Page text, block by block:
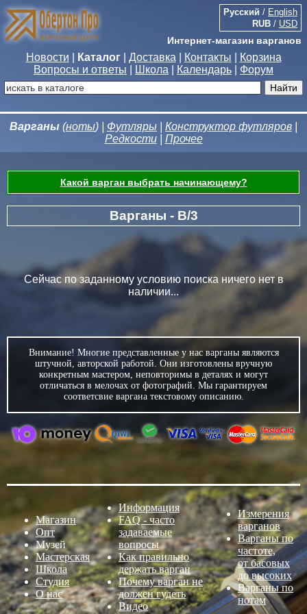
Интернет-магазин варганов
Русский / English
RUB / USD
Новости Каталог| Доставка Контакты
Корзина
Вопросы и ответы
Школа Календарь Форум
Варганы (ноты) | Футляры Конструктор футляров
Редкости| Прочее
Какой варган выбрать начинающему?
Варганы - B/3
Сейчас по заданному условию поиска ничего нет в
наличии...
Внимание! Многие представленные у нас варганы являются
штучной, авторской работой. Они изготовлены вручную
конкретным мастером, неповторимы в деталях и могут
отличаться в мелочах от фотографий. Мы гарантируем
соответсвие варгана текстовому описанию.
Магазин
Опт
Музей
Мастерская
Школа
Студия
О нас
Информация
FAQ - часто
задаваемые
вопросы
Как правильно
держать варган
Почему варган не
должен гудеть
Видео
Измерения
варганов
Варганы по
частоте,
от басовых
до высоких
Варганы по
нотам